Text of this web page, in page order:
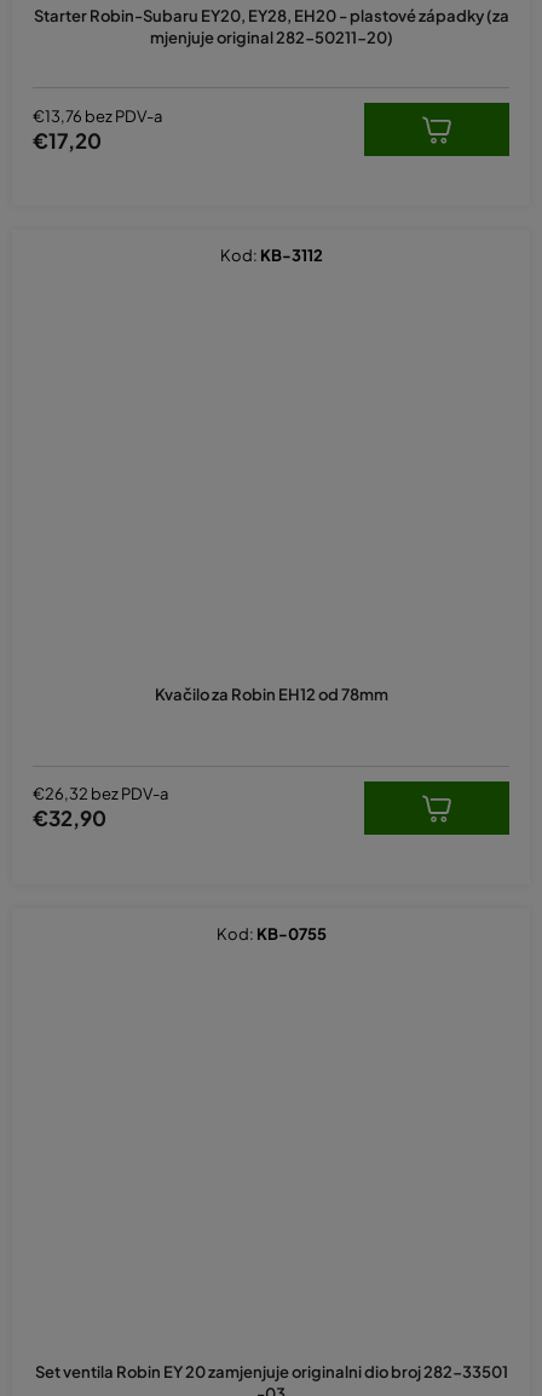
Starter Robin-Subaru EY20, EY28, EH20 - plastové západky (za
mjenjuje original 282-50211-20)
€13,76 bez PDV-a
€17,20
Kvačilo za Robin EH12 od 78mm
€26,32 bez PDV-a
€32,90
Kod: KB-3112
Set ventila Robin EY 20 zamjenjuje originalni dio broj 282-33501
Kod: KB-0755